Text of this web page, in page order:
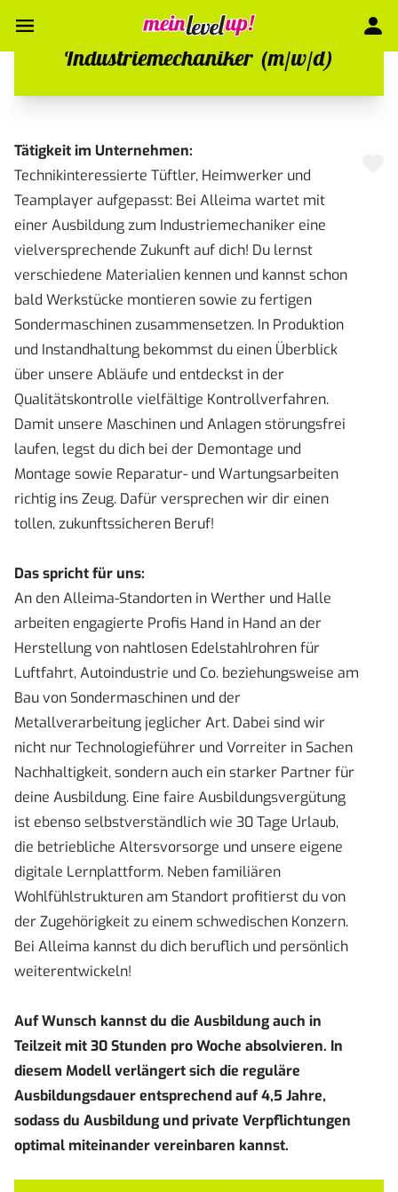
Industriemechaniker (m/w/d)
Tätigkeit im Unternehmen:
Technikinteressierte Tüftler, Heimwerker und
Teamplayer aufgepasst: Bei Alleima wartet mit
einer Ausbildung zum Industriemechaniker eine
vielversprechende Zukunft auf dich! Du lernst
verschiedene Materialien kennen und kannst schon
bald Werkstücke montieren sowie zu fertigen
Sondermaschinen zusammensetzen. In Produktion
und Instandhaltung bekommst du einen Überblick
über unsere Abläufe und entdeckst in der
Qualitätskontrolle vielfältige Kontrollverfahren.
Damit unsere Maschinen und Anlagen störungsfrei
laufen, legst du dich bei der Demontage und
Montage sowie Reparatur- und Wartungsarbeiten
richtig ins Zeug. Dafür versprechen wir dir einen
tollen, zukunftssicheren Beruf!
Das spricht für uns:
An den Alleima-Standorten in Werther und Halle
arbeiten engagierte Profis Hand in Hand an der
Herstellung von nahtlosen Edelstahlrohren für
Luftfahrt, Autoindustrie und Co. beziehungsweise am
Bau von Sondermaschinen und der
Metallverarbeitung jeglicher Art. Dabei sind wir
nicht nur Technologieführer und Vorreiter in Sachen
Nachhaltigkeit, sondern auch ein starker Partner für
deine Ausbildung. Eine faire Ausbildungsvergütung
ist ebenso selbstverständlich wie 30 Tage Urlaub,
die betriebliche Altersvorsorge und unsere eigene
digitale Lernplattform. Neben familiären
Wohlfühlstrukturen am Standort profitierst du von
der Zugehörigkeit zu einem schwedischen Konzern.
Bei Alleima kannst du dich beruflich und persönlich
weiterentwickeln!
Auf Wunsch kannst du die Ausbildung auch in
Teilzeit mit 30 Stunden pro Woche absolvieren. In
diesem Modell verlängert sich die reguläre
Ausbildungsdauer entsprechend auf 4,5 Jahre,
sodass du Ausbildung und private Verpflichtungen
optimal miteinander vereinbaren kannst.